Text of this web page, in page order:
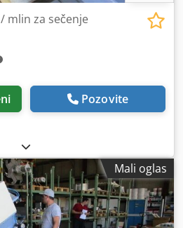
mlin za sečenje
Pozovite
Mali oglas